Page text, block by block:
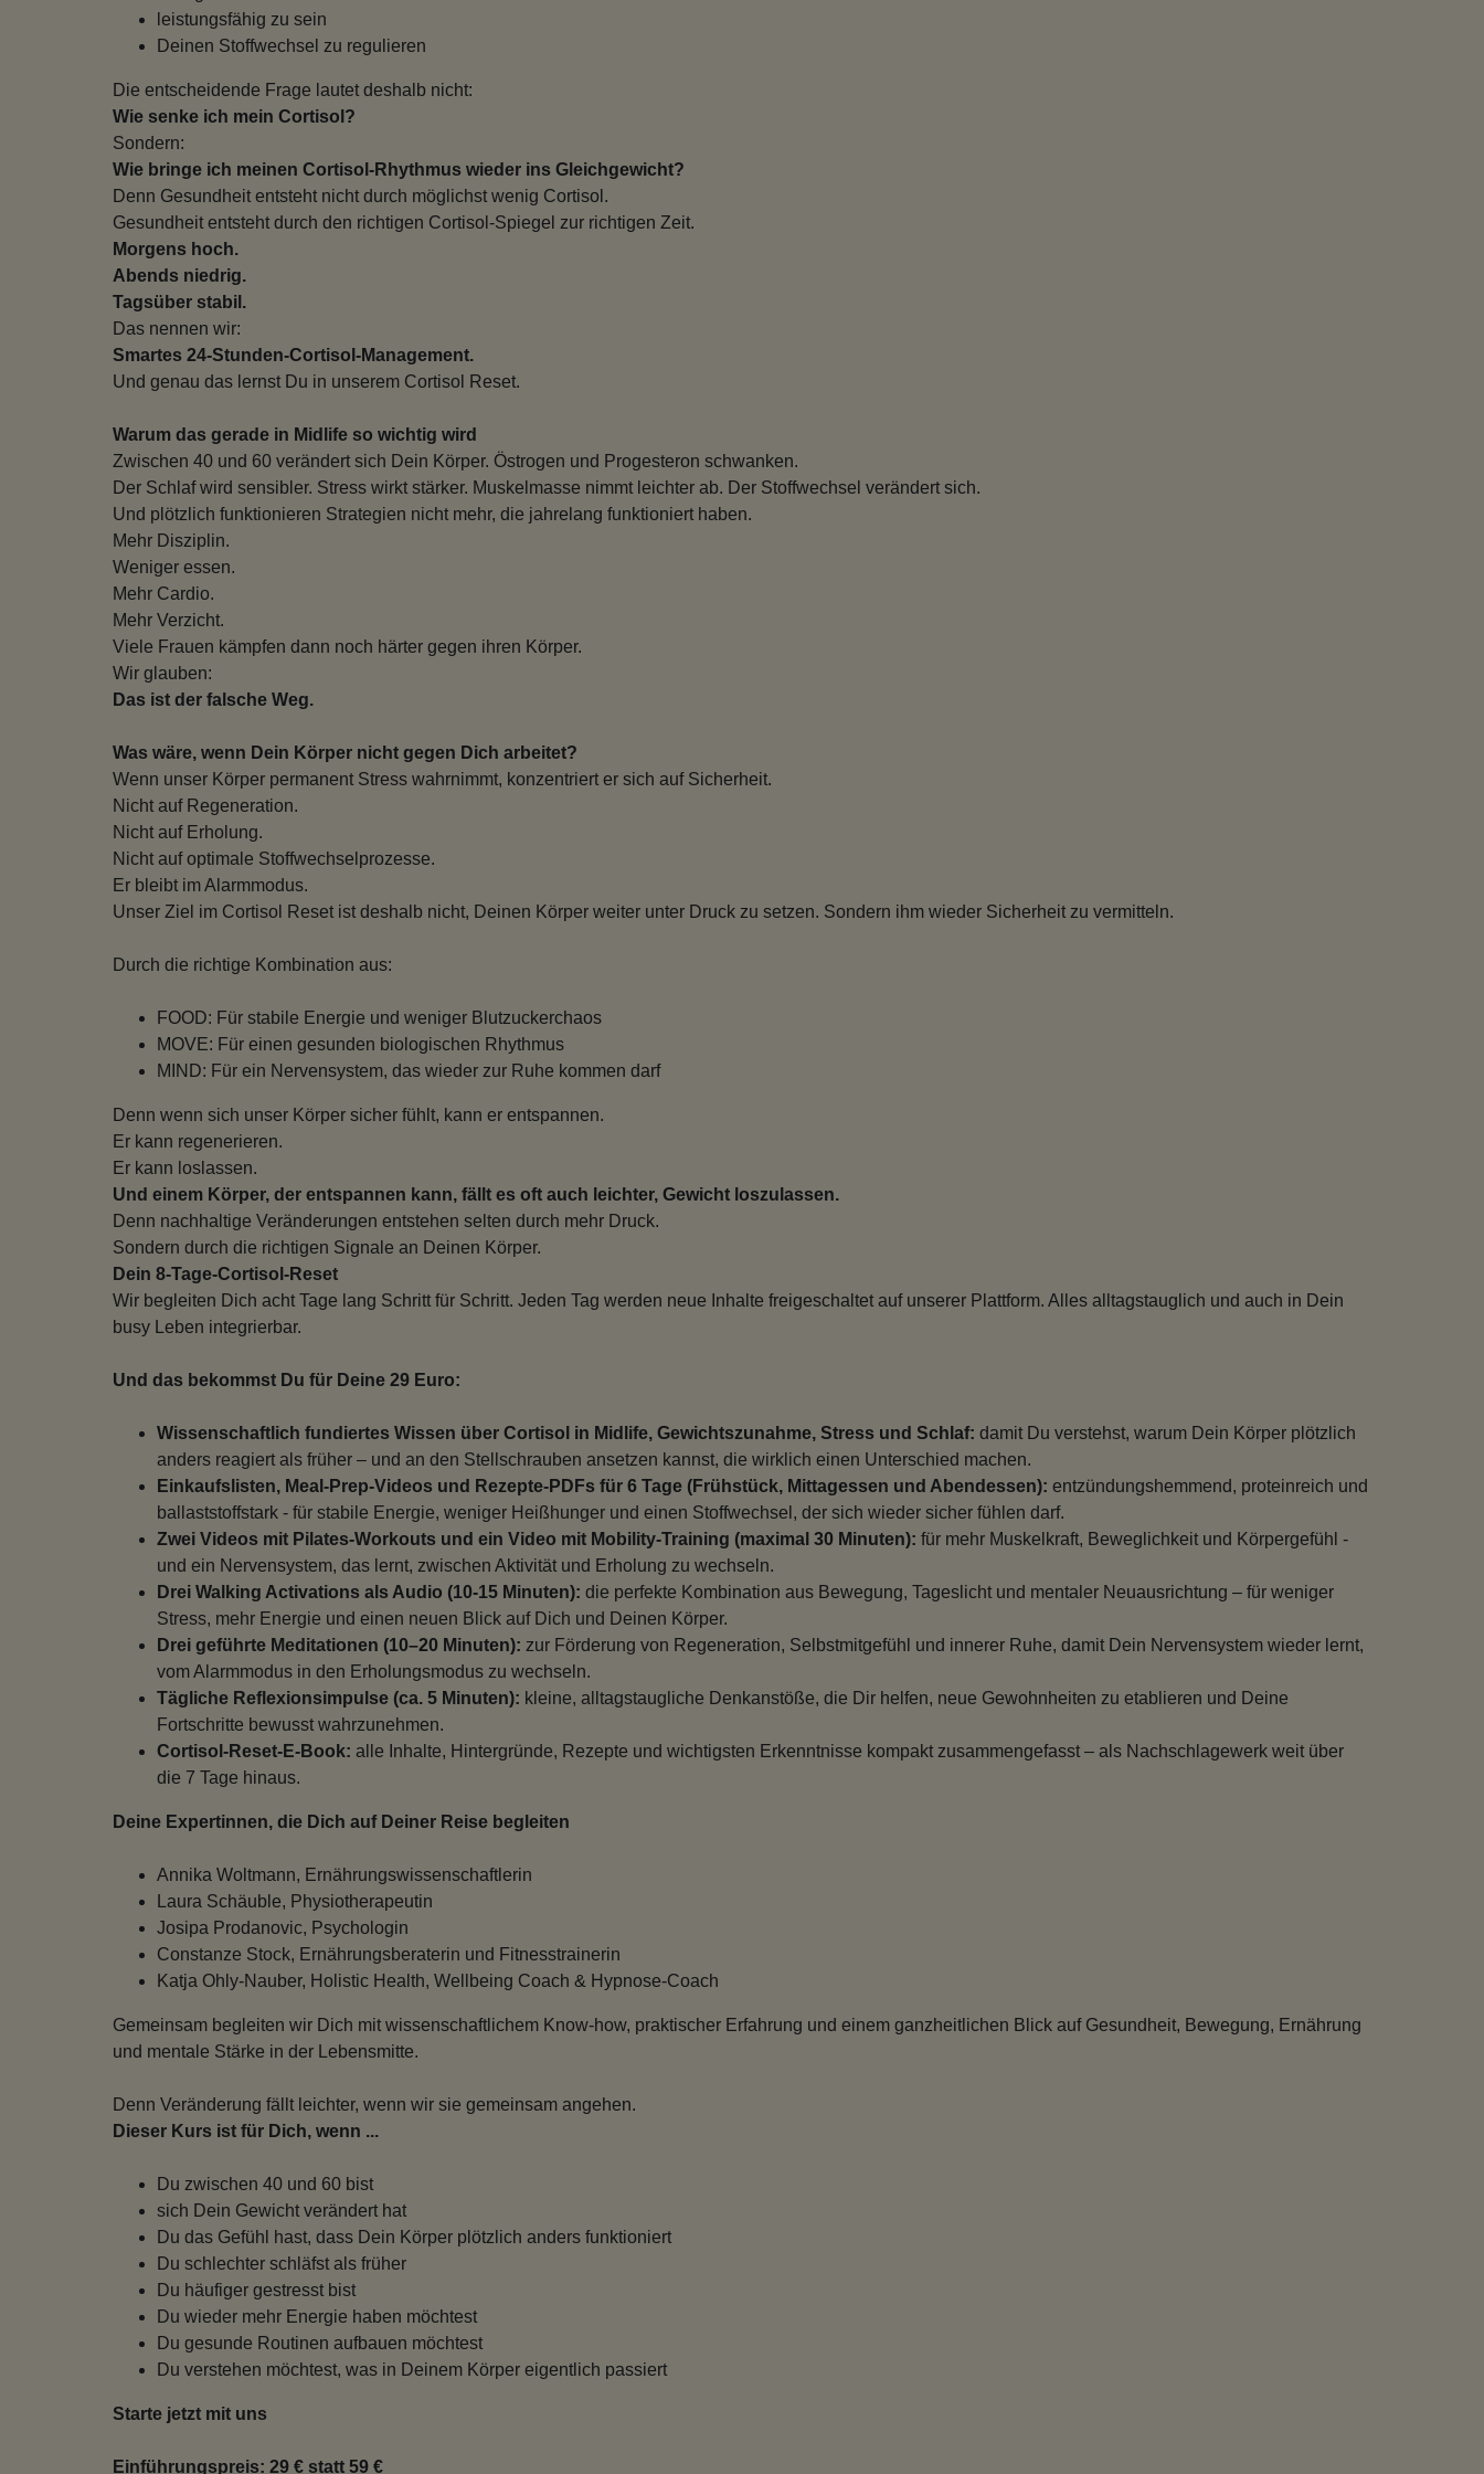
leistungsfähig zu sein
Deinen Stoffwechsel zu regulieren
Die entscheidende Frage lautet deshalb nicht:
Wie senke ich mein Cortisol?
Sondern:
Wie bringe ich meinen Cortisol-Rhythmus wieder ins Gleichgewicht?
Denn Gesundheit entsteht nicht durch möglichst wenig Cortisol.
Gesundheit entsteht durch den richtigen Cortisol-Spiegel zur richtigen Zeit.
Morgens hoch.
Abends niedrig.
Tagsüber stabil.
Das nennen wir:
Smartes 24-Stunden-Cortisol-Management.
Und genau das lernst Du in unserem Cortisol Reset.
Warum das gerade in Midlife so wichtig wird
Zwischen 40 und 60 verändert sich Dein Körper. Östrogen und Progesteron schwanken.
Der Schlaf wird sensibler. Stress wirkt stärker. Muskelmasse nimmt leichter ab. Der Stoffwechsel verändert sich.
Und plötzlich funktionieren Strategien nicht mehr, die jahrelang funktioniert haben.
Mehr Disziplin.
Weniger essen.
Mehr Cardio.
Mehr Verzicht.
Viele Frauen kämpfen dann noch härter gegen ihren Körper.
Wir glauben:
Das ist der falsche Weg.
Was wäre, wenn Dein Körper nicht gegen Dich arbeitet?
Wenn unser Körper permanent Stress wahrnimmt, konzentriert er sich auf Sicherheit.
Nicht auf Regeneration.
Nicht auf Erholung.
Nicht auf optimale Stoffwechselprozesse.
Er bleibt im Alarmmodus.
Unser Ziel im Cortisol Reset ist deshalb nicht, Deinen Körper weiter unter Druck zu setzen. Sondern ihm wieder Sicherheit zu vermitteln.
Durch die richtige Kombination aus:
FOOD: Für stabile Energie und weniger Blutzuckerchaos
MOVE: Für einen gesunden biologischen Rhythmus
MIND: Für ein Nervensystem, das wieder zur Ruhe kommen darf
Denn wenn sich unser Körper sicher fühlt, kann er entspannen.
Er kann regenerieren.
Er kann loslassen.
Und einem Körper, der entspannen kann, fällt es oft auch leichter, Gewicht loszulassen.
Denn nachhaltige Veränderungen entstehen selten durch mehr Druck.
Sondern durch die richtigen Signale an Deinen Körper.
Dein 8-Tage-Cortisol-Reset
Wir begleiten Dich acht Tage lang Schritt für Schritt. Jeden Tag werden neue Inhalte freigeschaltet auf unserer Plattform. Alles alltagstauglich und auch in Dein
busy Leben integrierbar.
Und das bekommst Du für Deine 29 Euro:
Wissenschaftlich fundiertes Wissen über Cortisol in Midlife, Gewichtszunahme, Stress und Schlaf: damit Du verstehst, warum Dein Körper plötzlich
anders reagiert als früher – und an den Stellschrauben ansetzen kannst, die wirklich einen Unterschied machen.
Einkaufslisten, Meal-Prep-Videos und Rezepte-PDFs für 6 Tage (Frühstück, Mittagessen und Abendessen): entzündungshemmend, proteinreich und
ballaststoffstark - für stabile Energie, weniger Heißhunger und einen Stoffwechsel, der sich wieder sicher fühlen darf.
Zwei Videos mit Pilates-Workouts und ein Video mit Mobility-Training (maximal 30 Minuten): für mehr Muskelkraft, Beweglichkeit und Körpergefühl -
und ein Nervensystem, das lernt, zwischen Aktivität und Erholung zu wechseln.
Drei Walking Activations als Audio (10-15 Minuten): die perfekte Kombination aus Bewegung, Tageslicht und mentaler Neuausrichtung – für weniger
Stress, mehr Energie und einen neuen Blick auf Dich und Deinen Körper.
Drei geführte Meditationen (10–20 Minuten): zur Förderung von Regeneration, Selbstmitgefühl und innerer Ruhe, damit Dein Nervensystem wieder lernt,
vom Alarmmodus in den Erholungsmodus zu wechseln.
Tägliche Reflexionsimpulse (ca. 5 Minuten): kleine, alltagstaugliche Denkanstöße, die Dir helfen, neue Gewohnheiten zu etablieren und Deine
Fortschritte bewusst wahrzunehmen.
Cortisol-Reset-E-Book: alle Inhalte, Hintergründe, Rezepte und wichtigsten Erkenntnisse kompakt zusammengefasst – als Nachschlagewerk weit über
die 7 Tage hinaus.
Deine Expertinnen, die Dich auf Deiner Reise begleiten
Annika Woltmann, Ernährungswissenschaftlerin
Laura Schäuble, Physiotherapeutin
Josipa Prodanovic, Psychologin
Constanze Stock, Ernährungsberaterin und Fitnesstrainerin
Katja Ohly-Nauber, Holistic Health, Wellbeing Coach & Hypnose-Coach
Gemeinsam begleiten wir Dich mit wissenschaftlichem Know-how, praktischer Erfahrung und einem ganzheitlichen Blick auf Gesundheit, Bewegung, Ernährung
und mentale Stärke in der Lebensmitte.
Denn Veränderung fällt leichter, wenn wir sie gemeinsam angehen.
Dieser Kurs ist für Dich, wenn ...
Du zwischen 40 und 60 bist
sich Dein Gewicht verändert hat
Du das Gefühl hast, dass Dein Körper plötzlich anders funktioniert
Du schlechter schläfst als früher
Du häufiger gestresst bist
Du wieder mehr Energie haben möchtest
Du gesunde Routinen aufbauen möchtest
Du verstehen möchtest, was in Deinem Körper eigentlich passiert
Starte jetzt mit uns
Einführungspreis: 29 € statt 59 €